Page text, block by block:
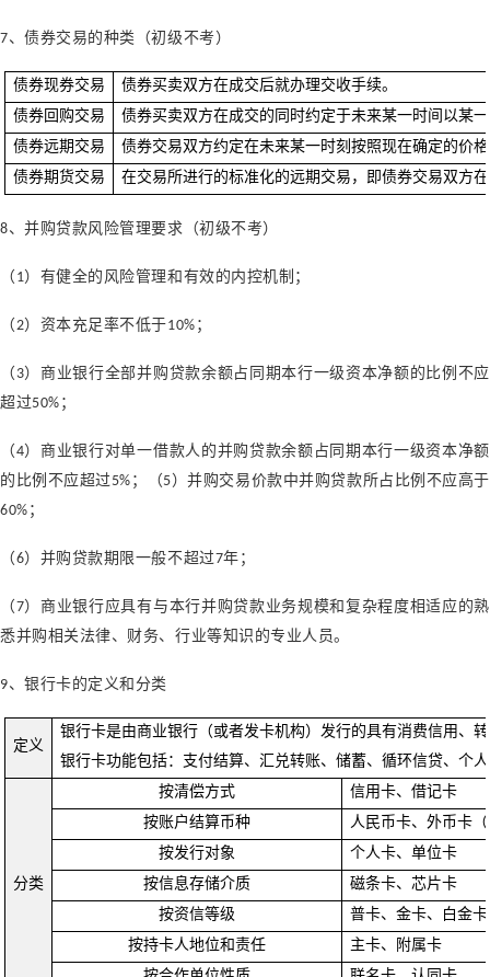
7、债券交易的种类（初级不考）
债券现券交易
债券买卖双方在成交后就办理交收手续。
债券回购交易
债券买卖双方在成交的同时约定于未来某一时间以某
债券远期交易
债券交易双方约定在未来某一时刻按照现在确定的价
债券期货交易
在交易所进行的标准化的远期交易，即债券交易双方
8、并购贷款风险管理要求（初级不考）
（ 1）有健全的风险管理和有效的内控机制 ；
（2）资本充足率不低于10% ；
（ 3）商业银行全部并购贷款余额占同期本行一级资本净额的比例不应
超过50% ；
（4）商业银行对单一借款人的并购贷款余额占同期本行一级资本净额
的比例不应超过 5% ； （5）并购交易价款中并购贷款所占比例不应高于
60% ；
（6）并购贷款期限一般不超过7年 ；
（7）商业银行应具有与本行并购贷款业务规模和复杂程度相适应的熟
悉并购相关法律、财务、行业等知识的专业人员。
9、银行卡的定义和分类
定义
银行卡是由商业银行（或者发卡机构）发行的具有消费信用、
银行卡功能包括：支付结算、汇兑转账、储蓄、循环信贷、个
分类
按清偿方式
信用卡、借记卡
按账户结算币种
人民币卡、外币卡
按发行对象
个人卡、单位卡
按信息存储介质
磁条卡、芯片卡
按资信等级
普卡、金卡、白金
按持卡人地位和责任
主卡、附属卡